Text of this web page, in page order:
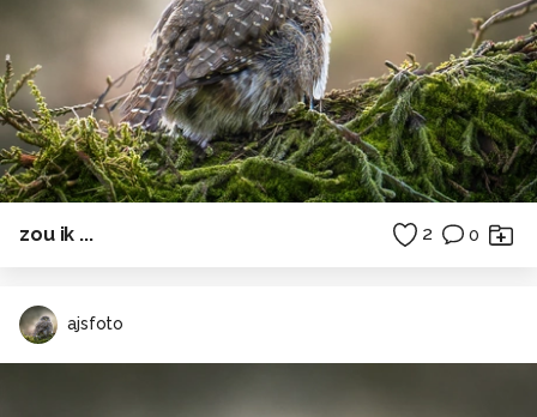
zou ik ... 2 0
ajsfoto